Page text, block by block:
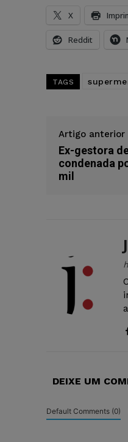
X
Reddit
TAGS
Artigo anterior
Ex-gestora
condenada
mil
DEIXE UM
Default Comments (0)